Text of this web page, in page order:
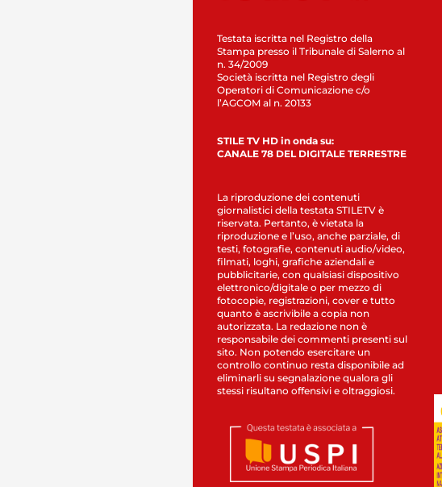
Testata iscritta nel Registro della
Stampa presso il Tribunale di Salerno al
n. 34/2009
Società iscritta nel Registro degli
Operatori di Comunicazione c/o
l’AGCOM al n. 20133
STILE TV HD in onda su:
CANALE 78 DEL DIGITALE TERRESTRE
La riproduzione dei contenuti
giornalistici della testata STILETV è
riservata. Pertanto, è vietata la
riproduzione e l’uso, anche parziale, di
testi, fotografie, contenuti audio/video,
filmati, loghi, grafiche aziendali e
pubblicitarie, con qualsiasi dispositivo
elettronico/digitale o per mezzo di
fotocopie, registrazioni, cover e tutto
quanto è ascrivibile a copia non
autorizzata. La redazione non è
responsabile dei commenti presenti sul
sito. Non potendo esercitare un
controllo continuo resta disponibile ad
eliminarli su segnalazione qualora gli
stessi risultano offensivi e oltraggiosi.